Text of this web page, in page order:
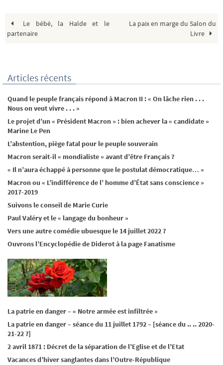
Le bébé, la Halde et le
partenaire
La paix en marge du Salon du
Livre
Articles récents
Quand le peuple français répond à Macron II : « On lâche rien . . .
Nous on veut vivre . . . »
Le projet d’un « Président Macron » : bien achever la « candidate »
Marine Le Pen
L’abstention, piège fatal pour le peuple souverain
Macron serait-il « mondialiste » avant d’être Français ?
« Il n’aura échappé à personne que le postulat démocratique… »
Macron ou « L’indifférence de l’ homme d’État sans conscience »
2017-2019
Suivons le conseil de Marie Curie
Paul Valéry et le « langage du bonheur »
Vers une autre comédie ubuesque le 14 juillet 2022 ?
Ouvrons l’Encyclopédie de Diderot à la page Fanatisme
La patrie en danger – « Notre armée est infiltrée »
La patrie en danger – séance du 11 juillet 1792 – [séance du .. .. 2020-
21-22 ?]
2 avril 1871 : Décret de la séparation de l’Eglise et de l’Etat
Vacances d’hiver sanglantes dans l’Outre-République